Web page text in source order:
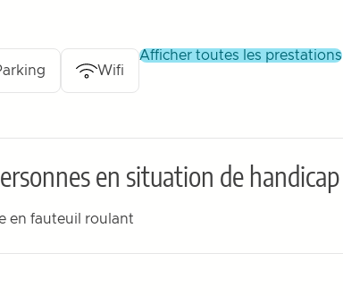
Wifi
afficher toutes les prestations
en situation de handicap
en fauteuil roulant